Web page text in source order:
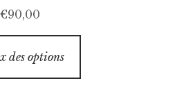
€90,00
des options
a